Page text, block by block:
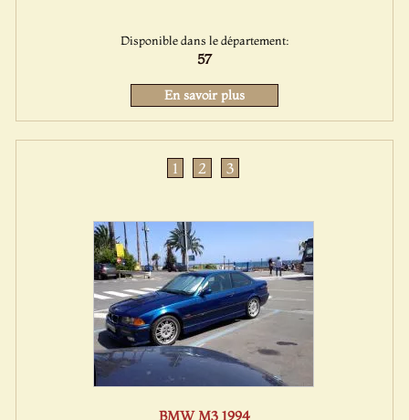
Disponible dans le département:
57
En savoir plus
1 2 3
BMW M3 1994